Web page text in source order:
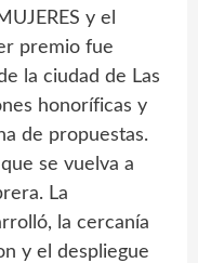
y el
premio fue
la ciudad de Las
honoríficas y
de propuestas.
se vuelva a
La
la cercanía
y el despliegue